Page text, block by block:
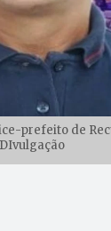
prefeito de
DIvulgação